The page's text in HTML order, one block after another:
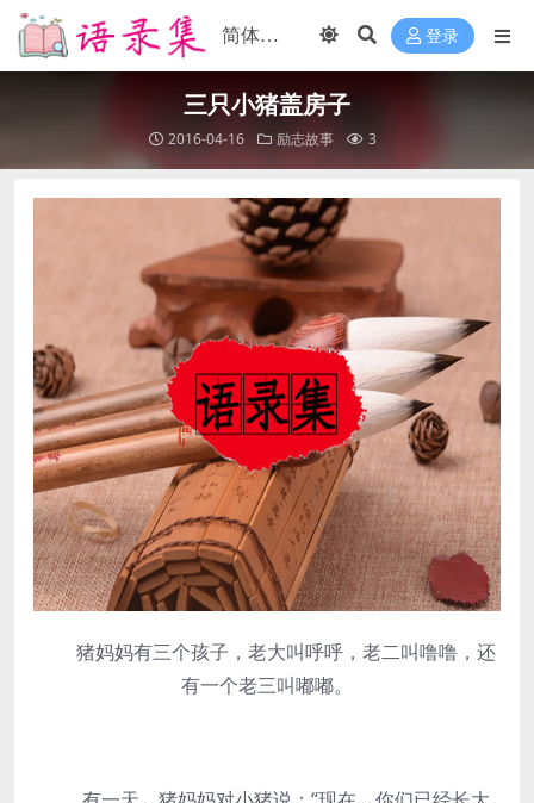
登录
三只小猪盖房子
2016-04-16 励志故事 3
猪妈妈有三个孩子，老大叫呼呼，老二叫噜噜，还
有一个老三叫嘟嘟。